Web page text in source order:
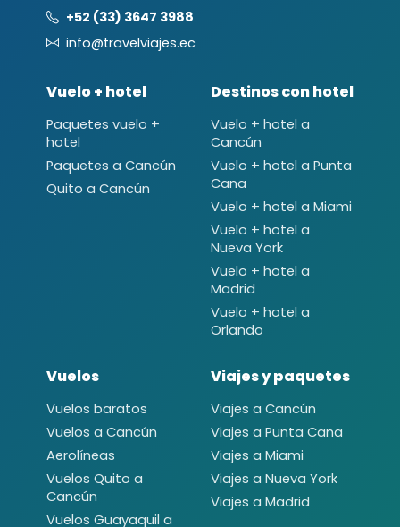
+52 (33) 3647 3988
info@travelviajes.ec
Vuelo + hotel
Paquetes vuelo +
hotel
Paquetes a Cancún
Quito a Cancún
Destinos con hotel
Vuelo + hotel a
Cancún
Vuelo + hotel a Punta
Cana
Vuelo + hotel a Miami
Vuelo + hotel a
Nueva York
Vuelo + hotel a
Madrid
Vuelo + hotel a
Orlando
Vuelos
Vuelos baratos
Vuelos a Cancún
Aerolíneas
Vuelos Quito a
Cancún
Vuelos Guayaquil a
Viajes y paquetes
Viajes a Cancún
Viajes a Punta Cana
Viajes a Miami
Viajes a Nueva York
Viajes a Madrid